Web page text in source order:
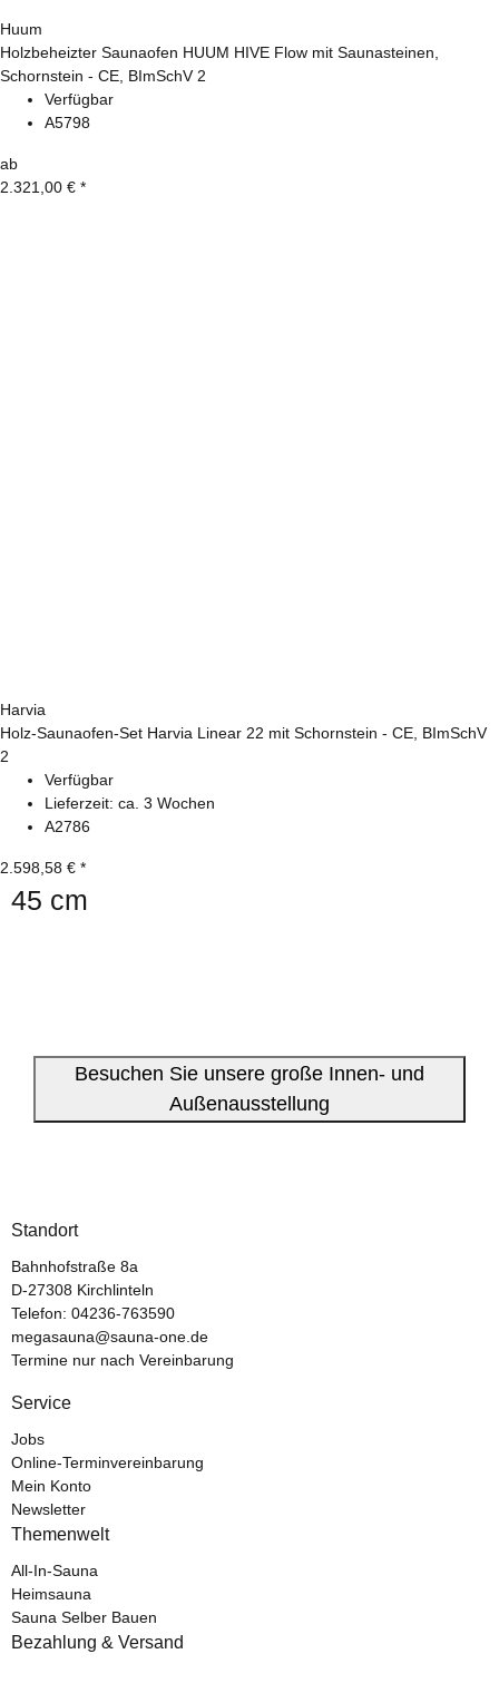
Huum
Holzbeheizter Saunaofen HUUM HIVE Flow mit Saunasteinen,
Schornstein - CE, BImSchV 2
Verfügbar
A5798
ab
2.321,00 € *
Harvia
Holz-Saunaofen-Set Harvia Linear 22 mit Schornstein - CE, BImSchV
2
Verfügbar
Lieferzeit: ca. 3 Wochen
A2786
2.598,58 € *
45 cm
Besuchen Sie unsere große Innen- und
Außenausstellung
Standort
Bahnhofstraße 8a
D-27308 Kirchlinteln
Telefon: 04236-763590
megasauna@sauna-one.de
Termine nur nach Vereinbarung
Service
Jobs
Online-Terminvereinbarung
Mein Konto
Newsletter
Themenwelt
All-In-Sauna
Heimsauna
Sauna Selber Bauen
Bezahlung & Versand